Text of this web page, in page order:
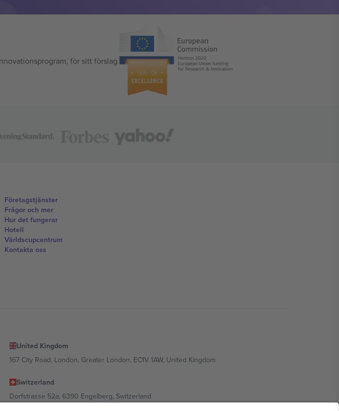
för sitt förslag
Företagstjänster
Frågor och mer
Hur det fungerar
Hotell
Världscupcentrum
Kontakta oss
United Kingdom
167 City Road, London, Greater London, EC1V 1AW, United Kingdom
Switzerland
Dorfstrasse 52a, 6390 Engelberg, Switzerland